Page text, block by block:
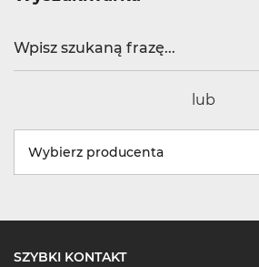
lub
Wybierz producenta
SZYBKI KONTAKT